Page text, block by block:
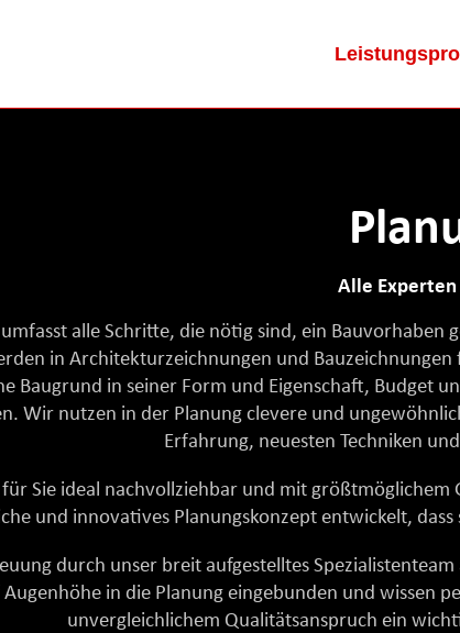
Alle Experten
umfasst alle Schritte, die nötig sind, ein
in Architekturzeichnungen und
Baugrund in seiner Form und Eigenschaft, Budget
Wir nutzen in der Planung clevere und
Erfahrung, neuesten Techniken
Sie ideal nachvollziehbar und mit
und innovatives Planungskonzept entwickelt,
durch unser breit aufgestelltes
in die Planung eingebunden und wissen
unvergleichlichem Qualitätsanspruch ein